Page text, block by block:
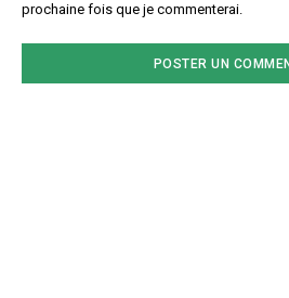
prochaine fois que je commenterai.